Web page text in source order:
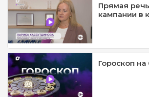
Прямая
кампании в
Гороскоп на